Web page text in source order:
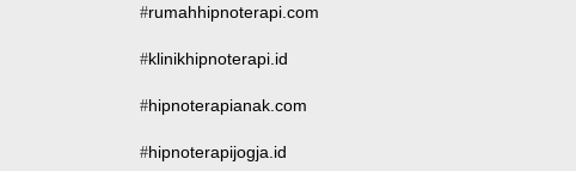
#rumahhipnoterapi.com
#klinikhipnoterapi.id
#hipnoterapianak.com
#hipnoterapijogja.id